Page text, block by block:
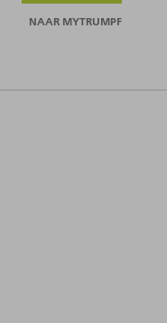
NAAR MYTRUMPF